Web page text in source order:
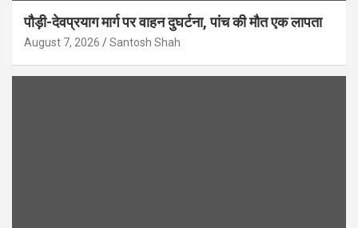
पौड़ी-देवप्रयाग मार्ग पर वाहन दुघर्टना, पांच की मौत एक लापता
August 7, 2026 Santosh Shah